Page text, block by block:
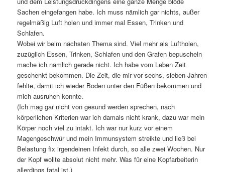
Sachen eingefangen habe. Ich muss nämlich gar nichts, außer
regelmäßig Luft holen und immer mal Essen, Trinken und
Schlafen.
Wobei wir beim nächsten Thema sind. Viel mehr als Luftholen,
zuzüglich Essen, Trinken, Schlafen und den Grafen bepuscheln
mache ich nämlich gerade nicht. Ich habe vom Leben Zeit
geschenkt bekommen. Die Zeit, die mir vor sechs, sieben Jahren
fehlte, damit ich wieder Boden unter den Füßen bekommen und
mich ausruhen konnte.
(Ich mag gar nicht von gesund werden sprechen, nach
körperlichen Kriterien war ich damals nicht krank, dazu war mein
Körper noch viel zu intakt. Ich war nur kurz vor einem
Magengeschwür und mein Immunsystem streikte und ließ bei
Belastung fix irgendeinen Infekt durch, so alle zwei Wochen. Nur
der Kopf wollte absolut nicht mehr. Was für eine Kopfarbeiterin
allerdings fatal ist.)